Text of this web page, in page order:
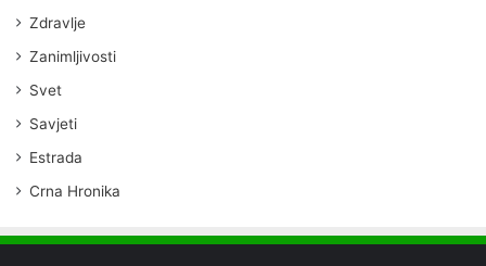
Zdravlje
Zanimljivosti
Svet
Savjeti
Estrada
Crna Hronika